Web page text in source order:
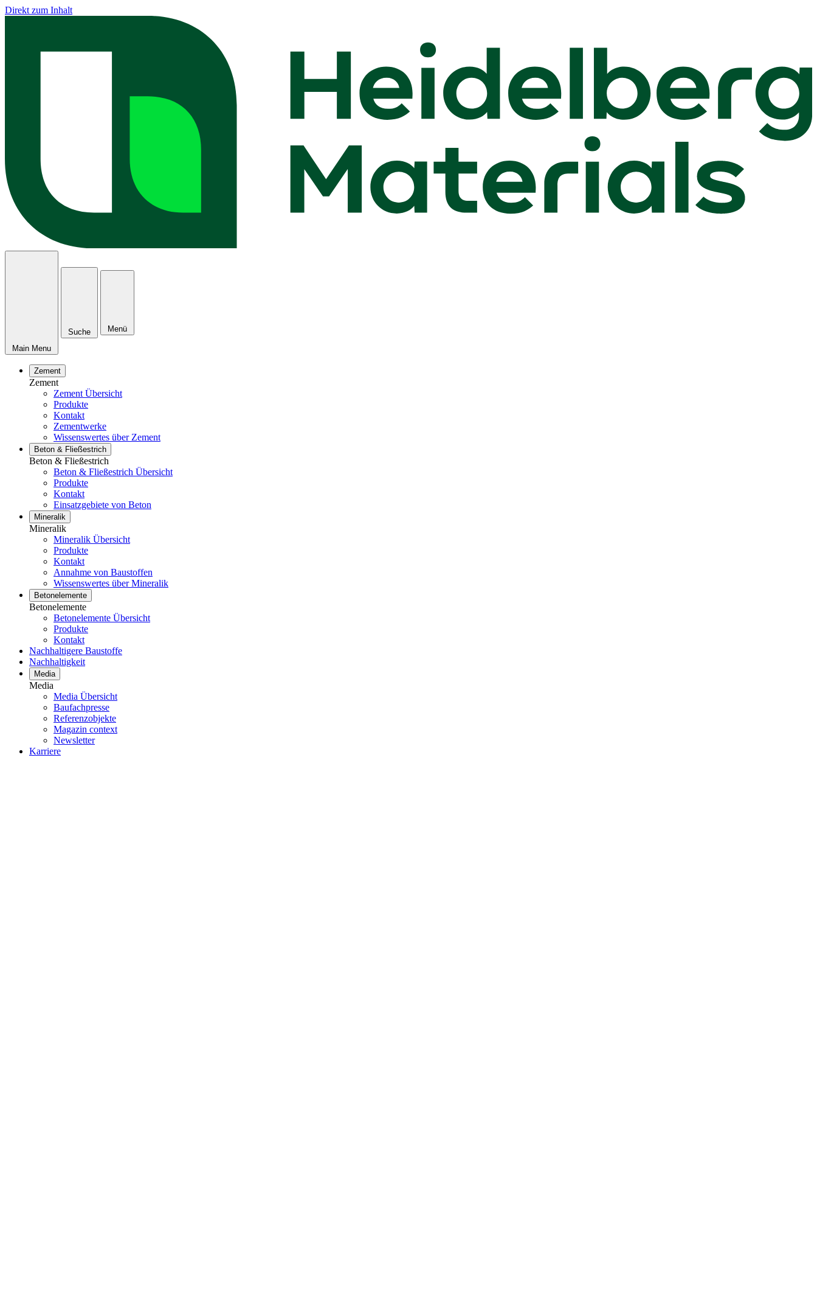
Direkt zum Inhalt
Main Menu
Suche Menü
Zement
Zement
Zement Übersicht
Produkte
Kontakt
Zementwerke
Wissenswertes über Zement
Beton & Fließestrich
Beton & Fließestrich
Beton & Fließestrich Übersicht
Produkte
Kontakt
Einsatzgebiete von Beton
Mineralik
Mineralik
Mineralik Übersicht
Produkte
Kontakt
Annahme von Baustoffen
Wissenswertes über Mineralik
Betonelemente
Betonelemente
Betonelemente Übersicht
Produkte
Kontakt
Nachhaltigere Baustoffe
Nachhaltigkeit
Media
Media
Media Übersicht
Baufachpresse
Referenzobjekte
Magazin context
Newsletter
Karriere